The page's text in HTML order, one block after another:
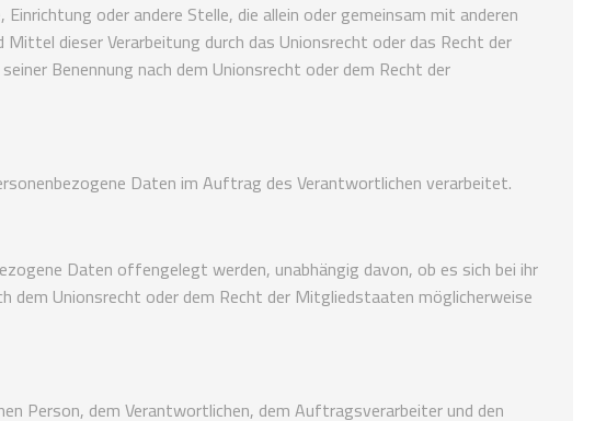
oder andere Stelle, die allein oder gemeinsam mit anderen
dieser Verarbeitung durch das Unionsrecht oder das Recht der
Benennung nach dem Unionsrecht oder dem Recht der
Daten im Auftrag des Verantwortlichen verarbeitet.
Daten offengelegt werden, unabhängig davon, ob es sich bei ihr
dem Unionsrecht oder dem Recht der Mitgliedstaaten möglicherweise
Person, dem Verantwortlichen, dem Auftragsverarbeiter und den